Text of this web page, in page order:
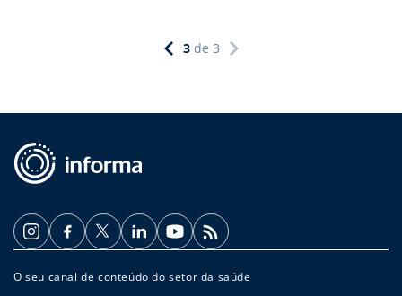
3 de 3
O seu canal de conteúdo do setor da saúde